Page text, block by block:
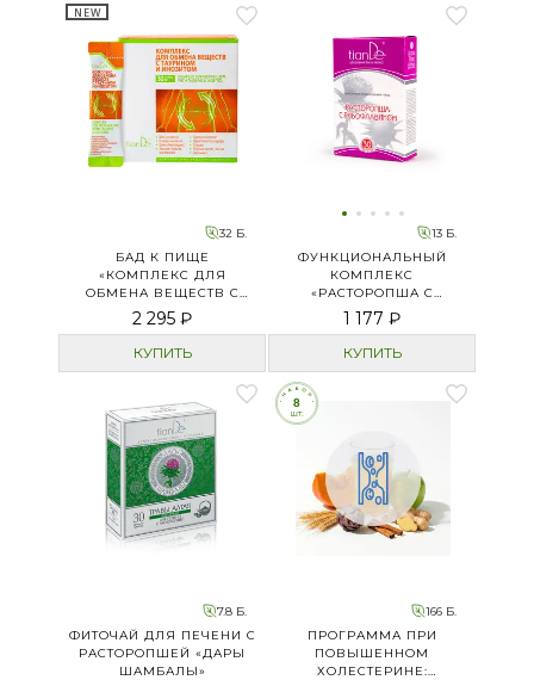
NEW
32 Б.
БАД К ПИЩЕ
«КОМПЛЕКС ДЛЯ
ОБМЕНА ВЕЩЕСТВ C
ТАУРИНОМ И
ИНОЗИТОМ»
2 295 ₽
КУПИТЬ
13 Б.
ФУНКЦИОНАЛЬНЫЙ
КОМПЛЕКС
«РАСТОРОПША С
РИБОФЛАВИНОМ»
1 177 ₽
КУПИТЬ
7.8 Б.
ФИТОЧАЙ ДЛЯ ПЕЧЕНИ С
РАСТОРОПШЕЙ «ДАРЫ
ШАМБАЛЫ»
166 Б.
ПРОГРАММА ПРИ
ПОВЫШЕННОМ
ХОЛЕСТЕРИНЕ: